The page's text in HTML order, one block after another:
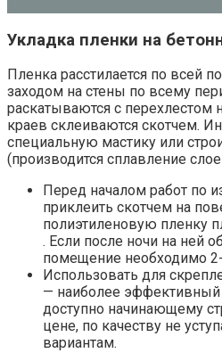
Укладка пленки на
Пленка расстилается по всей
заходом на стены по всему
раскатываются с перехлестом
краев склеиваются скотчем.
специальную мастику или
(производится сплавление
Перед началом работ по
приклеить скотчем на
полиэтиленовую пленку
. Если после ночи на ней
помещение необходимо
Использовать для
— наиболее эффективный
доступно начинающему
цене, по качеству не
вариантам.